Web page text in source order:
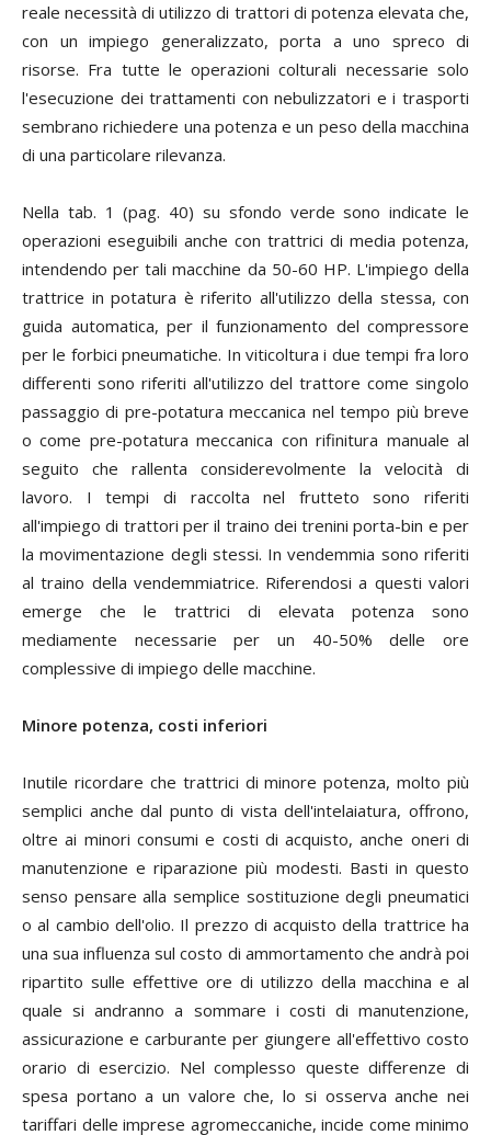
reale necessità di utilizzo di trattori di potenza elevata che,
con un impiego generalizzato, porta a uno spreco di
risorse. Fra tutte le operazioni colturali necessarie solo
l'esecuzione dei trattamenti con nebulizzatori e i trasporti
sembrano richiedere una potenza e un peso della macchina
di una particolare rilevanza.
Nella tab. 1 (pag. 40) su sfondo verde sono indicate le
operazioni eseguibili anche con trattrici di media potenza,
intendendo per tali macchine da 50-60 HP. L'impiego della
trattrice in potatura è riferito all'utilizzo della stessa, con
guida automatica, per il funzionamento del compressore
per le forbici pneumatiche. In viticoltura i due tempi fra loro
differenti sono riferiti all'utilizzo del trattore come singolo
passaggio di pre-potatura meccanica nel tempo più breve
o come pre-potatura meccanica con rifinitura manuale al
seguito che rallenta considerevolmente la velocità di
lavoro. I tempi di raccolta nel frutteto sono riferiti
all'impiego di trattori per il traino dei trenini porta-bin e per
la movimentazione degli stessi. In vendemmia sono riferiti
al traino della vendemmiatrice. Riferendosi a questi valori
emerge che le trattrici di elevata potenza sono
mediamente necessarie per un 40-50% delle ore
complessive di impiego delle macchine.
Minore potenza, costi inferiori
Inutile ricordare che trattrici di minore potenza, molto più
semplici anche dal punto di vista dell'intelaiatura, offrono,
oltre ai minori consumi e costi di acquisto, anche oneri di
manutenzione e riparazione più modesti. Basti in questo
senso pensare alla semplice sostituzione degli pneumatici
o al cambio dell'olio. Il prezzo di acquisto della trattrice ha
una sua influenza sul costo di ammortamento che andrà poi
ripartito sulle effettive ore di utilizzo della macchina e al
quale si andranno a sommare i costi di manutenzione,
assicurazione e carburante per giungere all'effettivo costo
orario di esercizio. Nel complesso queste differenze di
spesa portano a un valore che, lo si osserva anche nei
tariffari delle imprese agromeccaniche, incide come minimo